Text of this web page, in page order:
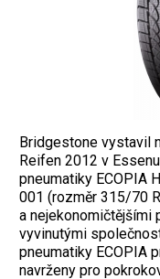
Bridgestone vystavil
Reifen 2012 v
pneumatiky ECOPIA
001 (rozměr 315/70
a nejekonomičtějšími
vyvinutými
pneumatiky ECOPIA
navrženy pro